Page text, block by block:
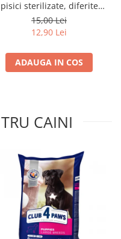
pisici sterilizate, diferite
arome, (3+1), 0.34kg
15,00 Lei
12,90 Lei
ADAUGA IN COS
CAINI